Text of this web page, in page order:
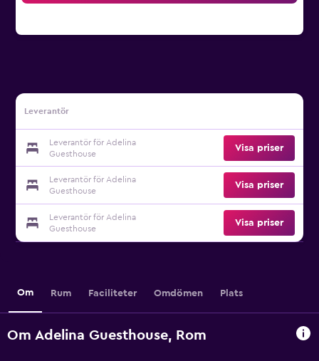
Leverantör
Leverantör för Adelina
Guesthouse
Visa priser
Leverantör för Adelina
Guesthouse
Visa priser
Leverantör för Adelina
Guesthouse
Visa priser
Om Rum Faciliteter Omdömen Plats
Om Adelina Guesthouse, Rom